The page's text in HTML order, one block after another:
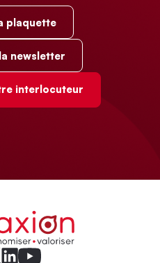
plaquette
newsletter
interlocuteur